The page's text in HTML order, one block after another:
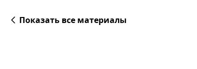
Показать все материалы